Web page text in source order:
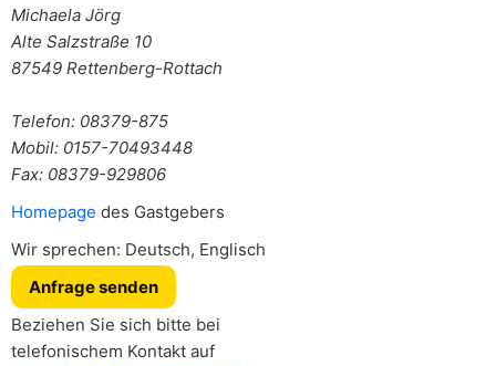
Michaela Jörg
Alte Salzstraße 10
87549 Rettenberg-Rottach
Telefon: 08379-875
Mobil: 0157-70493448
Fax: 08379-929806
Homepage des Gastgebers
Wir sprechen: Deutsch, Englisch
Anfrage senden
Beziehen Sie sich bitte bei
telefonischem Kontakt auf